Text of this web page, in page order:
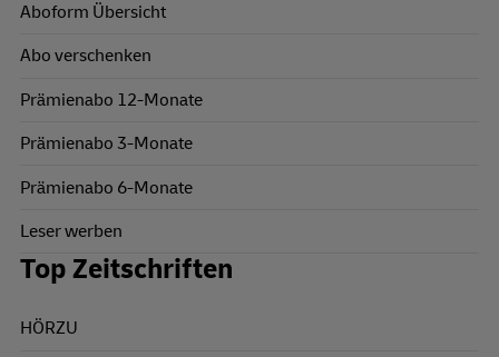
Aboform Übersicht
Abo verschenken
Prämienabo 12-Monate
Prämienabo 3-Monate
Prämienabo 6-Monate
Leser werben
Top Zeitschriften
HÖRZU